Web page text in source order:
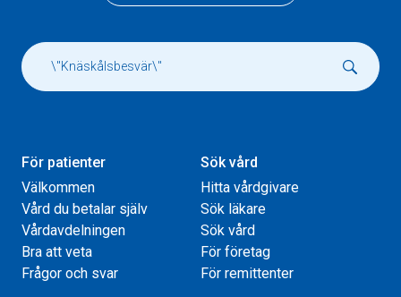
För patienter
Välkommen
Vård du betalar själv
Vårdavdelningen
Bra att veta
Frågor och svar
Sök vård
Hitta vårdgivare
Sök läkare
Sök vård
För företag
För remittenter